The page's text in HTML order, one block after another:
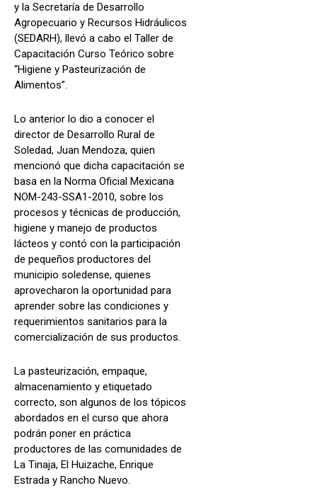
y la Secretaría de Desarrollo
Agropecuario y Recursos Hidráulicos
(SEDARH), llevó a cabo el Taller de
Capacitación Curso Teórico sobre
“Higiene y Pasteurización de
Alimentos”.
Lo anterior lo dio a conocer el
director de Desarrollo Rural de
Soledad, Juan Mendoza, quien
mencionó que dicha capacitación se
basa en la Norma Oficial Mexicana
NOM-243-SSA1-2010, sobre los
procesos y técnicas de producción,
higiene y manejo de productos
lácteos y contó con la participación
de pequeños productores del
municipio soledense, quienes
aprovecharon la oportunidad para
aprender sobre las condiciones y
requerimientos sanitarios para la
comercialización de sus productos.
La pasteurización, empaque,
almacenamiento y etiquetado
correcto, son algunos de los tópicos
abordados en el curso que ahora
podrán poner en práctica
productores de las comunidades de
La Tinaja, El Huizache, Enrique
Estrada y Rancho Nuevo.